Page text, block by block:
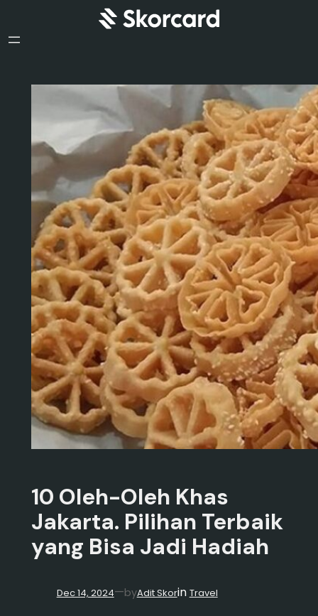
10 Oleh-Oleh Khas
Jakarta. Pilihan Terbaik
yang Bisa Jadi Hadiah
Dec 14, 2024—byAdit Skorin Travel